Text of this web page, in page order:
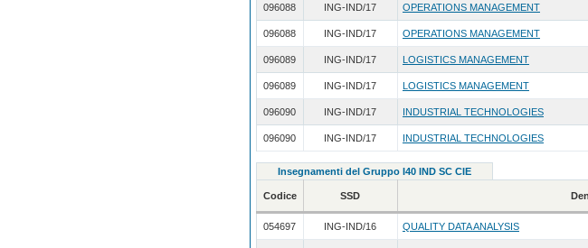
096088 ING-IND/17 OPERATIONS MANAGEMENT
096088 ING-IND/17 OPERATIONS MANAGEMENT
096089 ING-IND/17 LOGISTICS MANAGEMENT
096089 ING-IND/17 LOGISTICS MANAGEMENT
096090 ING-IND/17 INDUSTRIAL TECHNOLOGIES
096090 ING-IND/17 INDUSTRIAL TECHNOLOGIES
Insegnamenti del Gruppo I40 IND SC CIE
Codice SSD
054697 ING-IND/16 QUALITY DATA ANALYSIS